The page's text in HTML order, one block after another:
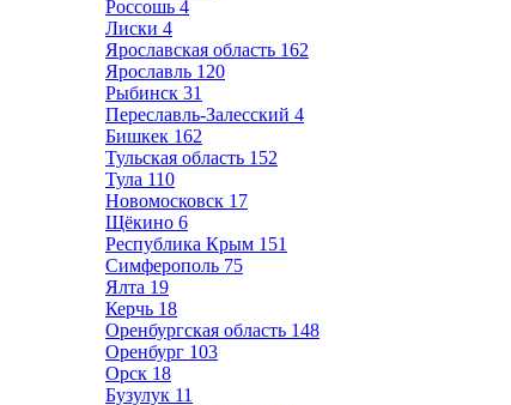
Россошь 4
Лиски 4
Ярославская область 162
Ярославль 120
Рыбинск 31
Переславль-Залесский 4
Бишкек 162
Тульская область 152
Тула 110
Новомосковск 17
Щёкино 6
Республика Крым 151
Симферополь 75
Ялта 19
Керчь 18
Оренбургская область 148
Оренбург 103
Орск 18
Бузулук 11